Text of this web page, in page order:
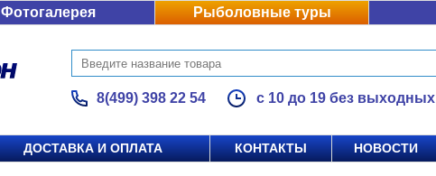
Фотогалерея Рыболовные туры
8(499) 398 22 54 с 10 до 19 без выходных
ДОСТАВКА И ОПЛАТА КОНТАКТЫ НОВОСТИ